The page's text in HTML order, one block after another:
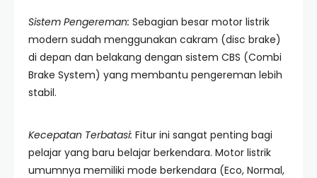
Sistem Pengereman: Sebagian besar motor listrik
modern sudah menggunakan cakram (disc brake)
di depan dan belakang dengan sistem CBS (Combi
Brake System) yang membantu pengereman lebih
stabil.
Kecepatan Terbatasi: Fitur ini sangat penting bagi
pelajar yang baru belajar berkendara. Motor listrik
umumnya memiliki mode berkendara (Eco, Normal,